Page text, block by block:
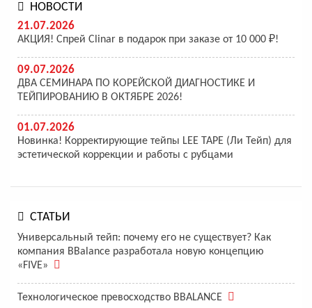
НОВОСТИ
21.07.2026
АКЦИЯ! Спрей Clinar в подарок при заказе от 10 000 ₽!
09.07.2026
ДВА СЕМИНАРА ПО КОРЕЙСКОЙ ДИАГНОСТИКЕ И
ТЕЙПИРОВАНИЮ В ОКТЯБРЕ 2026!
01.07.2026
Новинка! Корректирующие тейпы LEE TAPE (Ли Тейп) для
эстетической коррекции и работы с рубцами
СТАТЬИ
Универсальный тейп: почему его не существует? Как
компания BBalance разработала новую концепцию
«FIVE»
Технологическое превосходство BBALANCE